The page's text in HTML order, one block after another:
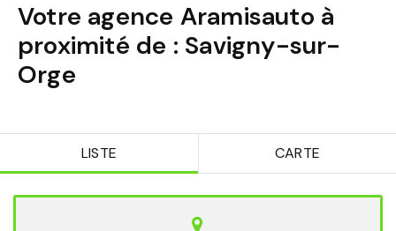
Votre agence Aramisauto à
proximité de : Savigny-sur-
Orge
LISTE CARTE